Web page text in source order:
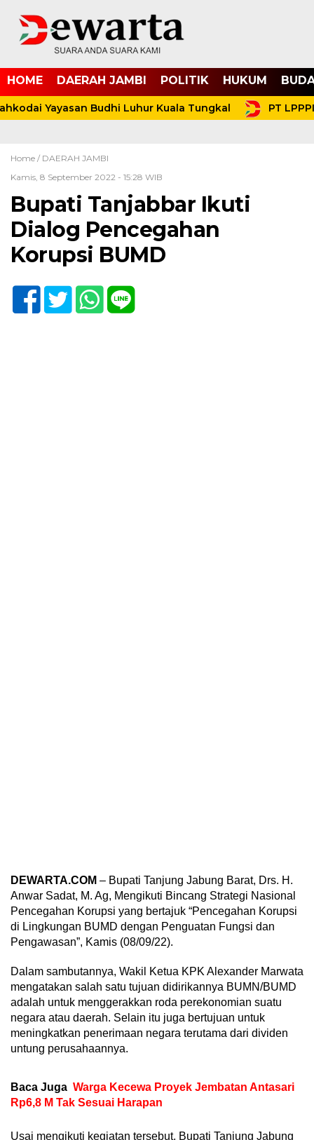
HOME DAERAH JAMBI POLITIK HUKUM
Yayasan Budhi Luhur Kuala Tungkal PT
Home / DAERAH JAMBI
Kamis, 8 September 2022 - 15:28 WIB
Bupati Tanjabbar Ikuti
Dialog Pencegahan
Korupsi BUMD
DEWARTA.COM – Bupati Tanjung Jabung Barat, Drs. H.
Anwar Sadat, M. Ag, Mengikuti Bincang Strategi Nasional
Pencegahan Korupsi yang bertajuk “Pencegahan Korupsi
di Lingkungan BUMD dengan Penguatan Fungsi dan
Pengawasan”, Kamis (08/09/22).
Dalam sambutannya, Wakil Ketua KPK Alexander Marwata
mengatakan salah satu tujuan didirikannya BUMN/BUMD
adalah untuk menggerakkan roda perekonomian suatu
negara atau daerah. Selain itu juga bertujuan untuk
meningkatkan penerimaan negara terutama dari dividen
untung perusahaannya.
Baca Juga Warga Kecewa Proyek Jembatan Antasari
Rp6,8 M Tak Sesuai Harapan
Usai mengikuti kegiatan tersebut, Bupati Tanjung Jabung